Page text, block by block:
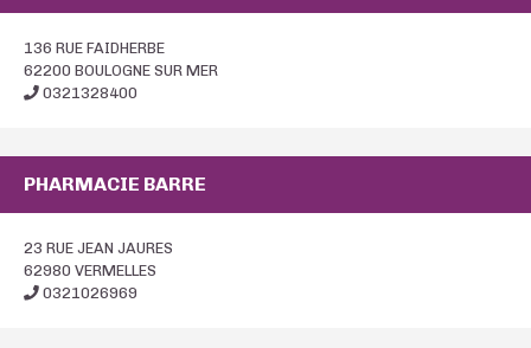
136 RUE FAIDHERBE
62200 BOULOGNE SUR MER
0321328400
PHARMACIE BARRE
23 RUE JEAN JAURES
62980 VERMELLES
0321026969